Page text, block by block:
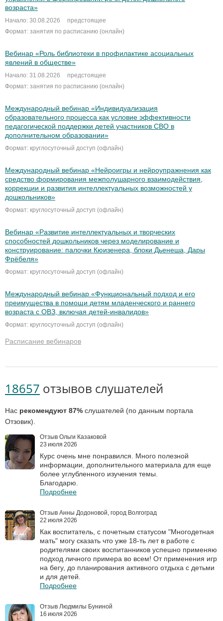
возраста»
Начало: 30.08.2026
предстоящее
Формат: занятия по расписанию (онлайн)
Вебинар «Роль библиотеки в профилактике асоциальных
явлений в обществе»
Начало: 31.08.2026
предстоящее
Формат: занятия по расписанию (онлайн)
Международный вебинар «Индивидуализация
образовательного процесса как условие эффективности
педагогической поддержки детей участников СВО в
дополнительном образовании»
Формат: круглосуточный доступ (офлайн)
Международный вебинар «Нейроигры и нейроупражнения как
средство формирования межполушарного взаимодействия,
коррекции и развития интеллектуальных возможностей у
дошкольников»
Формат: круглосуточный доступ (офлайн)
Вебинар «Развитие интеллектуальных и творческих
способностей дошкольников через моделирование и
конструирование: палочки Кюизенера, блоки Дьенеша, Дары
Фрёбеля»
Формат: круглосуточный доступ (офлайн)
Международный вебинар «Функциональный подход и его
преимущества в помощи детям младенческого и раннего
возраста с ОВЗ, включая детей-инвалидов»
Формат: круглосуточный доступ (офлайн)
Расписание вебинаров
18657 отзывов слушателей
Нас рекомендуют 87% слушателей (по данным портала
Отзовик).
Отзыв Ольги Казаковой
23 июля 2026
Курс очень мне понравился. Много полезной
информации, дополнительного материала для еще
более углубленного изучения темы.
Благодарю.
Подробнее
Отзыв Анны Додоновой, город Волгоград
22 июля 2026
Как воспитатель, с почетным статусом "Многодетная
мать" могу сказать что уже 18-ть лет в работе с
родителями своих воспитанников успешно применяю
подход личного примера во всем! От применения игр
на бегу, до планирования активного отдыха с детьми
и для детей.
Подробнее
Отзыв Людмилы Буниной
16 июля 2026